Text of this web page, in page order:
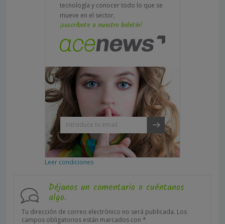
tecnología y conocer todo lo que se
mueve en el sector,
¡suscríbete a nuestro boletín!
Leer condiciones
Déjanos un comentario o cuéntanos
algo.
Tu dirección de correo electrónico no será publicada. Los
campos obligatorios están marcados con *